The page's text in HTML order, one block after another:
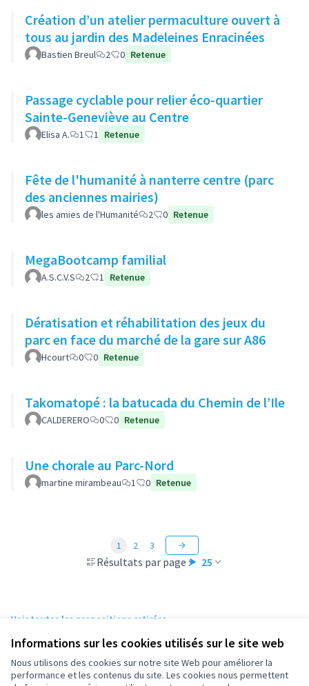
Informations sur les cookies utilisés sur le site web
Nous utilisons des cookies sur notre site Web pour améliorer la
performance et les contenus du site. Les cookies nous permettent
Création d’un atelier permaculture ouvert à
tous au jardin des Madeleines Enracinées
Bastien Breul 2 0 Retenue
Passage cyclable pour relier éco-quartier
Sainte-Geneviève au Centre
Elisa A. 1 1 Retenue
Fête de l'humanité à nanterre centre (parc
des anciennes mairies)
les amies de l'Humanité 2 0 Retenue
MegaBootcamp familial
A.S.C.V.S 2 1 Retenue
Dératisation et réhabilitation des jeux du
parc en face du marché de la gare sur A86
Hcourt 0 0 Retenue
Takomatopé : la batucada du Chemin de l’Ile
CALDERERO 0 0 Retenue
Une chorale au Parc-Nord
martine mirambeau 1 0 Retenue
Résultats par page : 25
1 2 3
Voir toutes les propositions retirées
Conditions d'utilisation
Paramètres des cookies